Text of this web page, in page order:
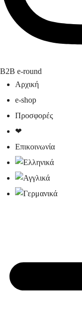
B2B e-round
Αρχική
e-shop
Προσφορές
❤
Επικοινωνία